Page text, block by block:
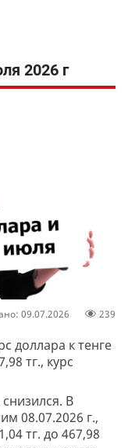
2026 г
09.07.2026 239
доллара к тенге
тг., курс
В
08.07.2026 г.,
тг. до 467,98